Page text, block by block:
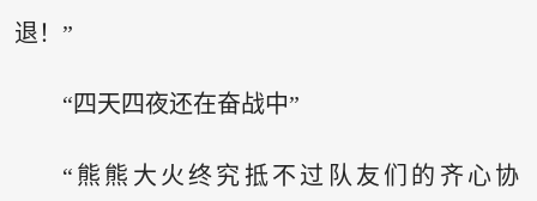
退！”
“四天四夜还在奋战中”
“熊熊大火终究抵不过队友们的齐心协